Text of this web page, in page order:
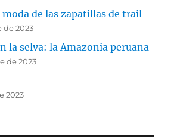
de las zapatillas de trail
de 2023
la selva: la Amazonia peruana
de 2023
2023